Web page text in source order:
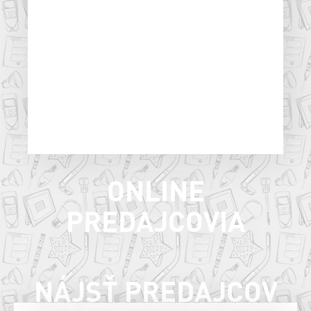
ONLINE
PREDAJCOVIA
NÁJSŤ PREDAJCOV